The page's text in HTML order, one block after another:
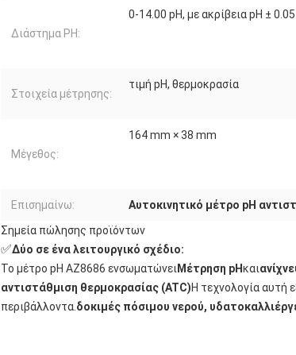
Διάστημα PH:
0-14.00 pH, με ακρίβεια pH ± 0.05
Στοιχεία μέτρησης:
τιμή pH, θερμοκρασία
Μέγεθος:
164 mm × 38 mm
Επισημαίνω:
Αυτοκινητικό μέτρο pH
Σημεία πώλησης προϊόντων
✅Δύο σε ένα λειτουργικό σχέδιο:
Το μέτρο pH AZ8686 ενσωματώνειΜέτρηση pHκαι
αντιστάθμιση θερμοκρασίας (ATC)Η τεχνολογία αυτή
περιβάλλοντα. δοκιμές πόσιμου νερού,